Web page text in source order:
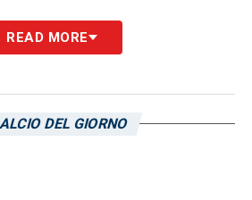
NOSTRE TOP NEWS
READ MORE
DEL GIORNO